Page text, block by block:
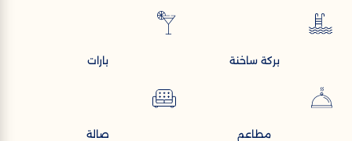
بركة ساخنة بارات
مطاعم صالة